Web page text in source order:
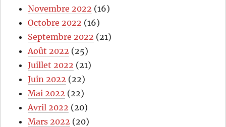
Novembre 2022 (16)
Octobre 2022 (16)
Septembre 2022 (21)
Août 2022 (25)
Juillet 2022 (21)
Juin 2022 (22)
Mai 2022 (22)
Avril 2022 (20)
Mars 2022 (20)